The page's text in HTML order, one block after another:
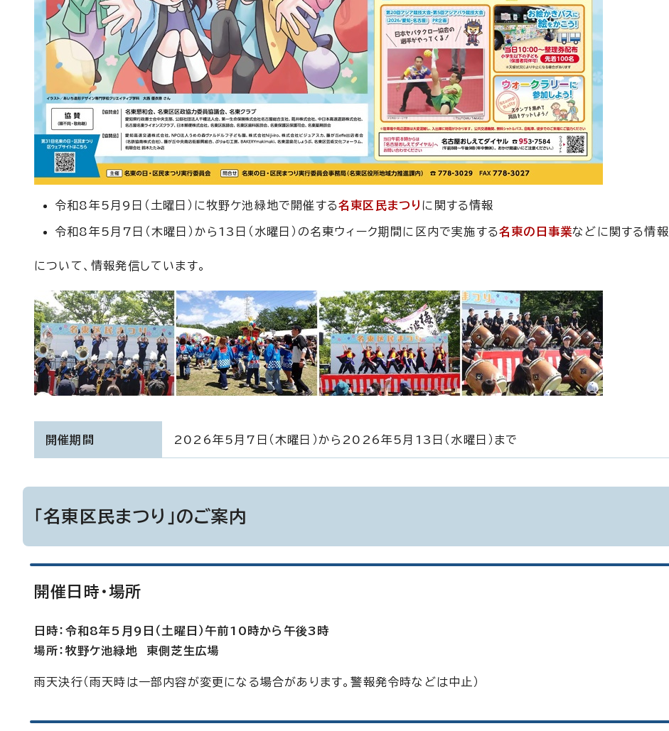
令和8年5月9日（土曜日）に牧野ケ池緑地で開催する名東区民まつり に関する情報
令和8年5月7日（木曜日）から13日（水曜日）の名東ウィーク期間に区内で実施する名東の日事業などに関する情報
について、情報発信しています。
開催期間 2026年5月7日（木曜日）から2026年5月13日（水曜日）まで
「名東区民まつり」のご案内
開催日時・場所
日時：令和8年5月9日（土曜日）午前10時から午後3時
場所：牧野ケ池緑地 東側芝生広場
雨天決行（雨天時は一部内容が変更になる場合があります。警報発令時などは中止）